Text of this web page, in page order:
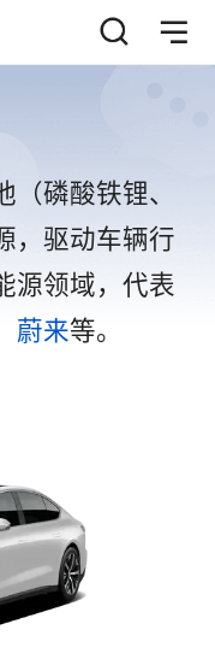
磷酸铁锂、
，驱动车辆行
源领域，代表
蔚来等。